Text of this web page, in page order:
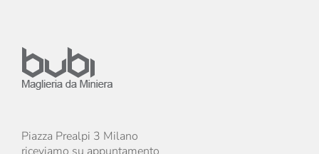
Piazza Prealpi 3 Milano
riceviamo su appuntamento